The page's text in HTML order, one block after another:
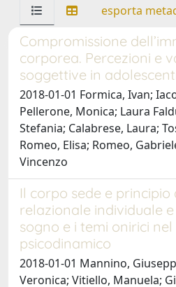
esporta
Compromissione
corporea. Percezioni e
soggettive in
2018-01-01 Formica, Ivan;
Pellerone, Monica; Laura
Stefania; Calabrese, Laura;
Romeo, Elisa; Romeo,
Vincenzo
Il corpo sede e
relazionale individuale
sogno e i temi onirici
psicodinamico
2018-01-01 Mannino,
Veronica; Vitiello, Manuela;